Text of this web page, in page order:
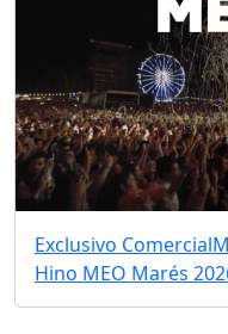
Exclusivo Comercial
Hino MEO Marés